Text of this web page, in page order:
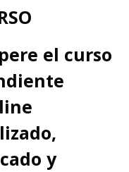
el curso
y